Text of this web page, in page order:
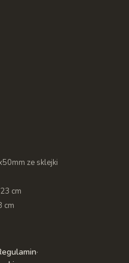
ze sklejki
cm
cm
·